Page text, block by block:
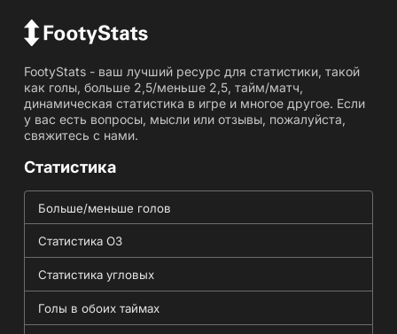
FootyStats - ваш лучший ресурс для статистики, такой
как голы, больше 2,5/меньше 2,5, тайм/матч,
динамическая статистика в игре и многое другое. Если
у вас есть вопросы, мысли или отзывы, пожалуйста,
свяжитесь с нами.
Статистика
Больше/меньше голов
Статистика ОЗ
Статистика угловых
Голы в обоих таймах